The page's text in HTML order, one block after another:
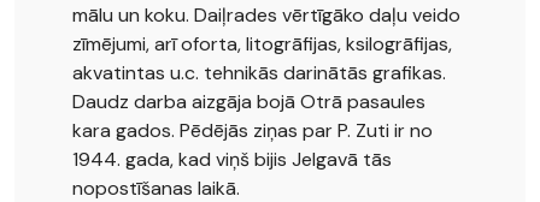
mālu un koku. Daiļrades vērtīgāko daļu veido
zīmējumi, arī oforta, litogrāfijas, ksilogrāfijas,
akvatintas u.c. tehnikās darinātās grafikas.
Daudz darba aizgāja bojā Otrā pasaules
kara gados. Pēdējās ziņas par P. Zuti ir no
1944. gada, kad viņš bijis Jelgavā tās
nopostīšanas laikā.